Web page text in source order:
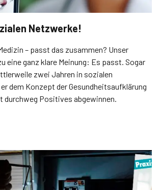
Netzwerke!
– passt das zusammen? Unser
eine ganz klare Meinung: Es passt. Sogar
zwei Jahren in sozialen
dem Konzept der Gesundheitsaufklärung
durchweg Positives abgewinnen.